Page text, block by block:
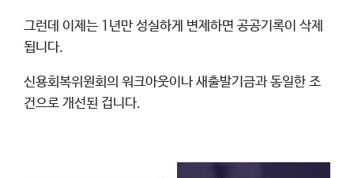
그런데 이제는 1년만 성실하게 변제하면 공공기록이 삭제
됩니다.
신용회복위원회의 워크아웃이나 새출발기금과 동일한 조
건으로 개선된 겁니다.